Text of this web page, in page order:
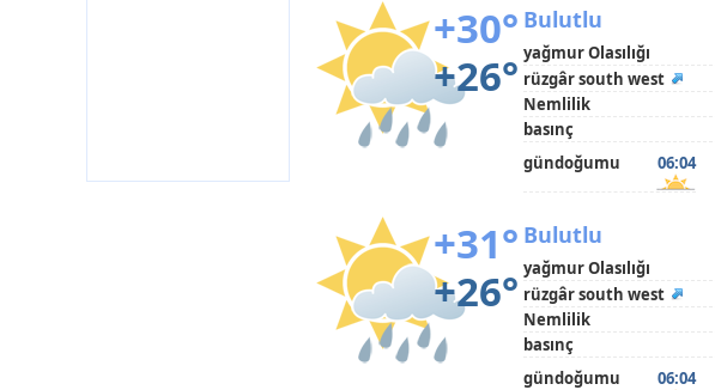
+30°
+26°
Bulutlu
yağmur Olasılığı
rüzgâr south west
Nemlilik
basınç
gündoğumu
06:04
+31°
+26°
Bulutlu
yağmur Olasılığı
rüzgâr south west
Nemlilik
basınç
gündoğumu
06:04